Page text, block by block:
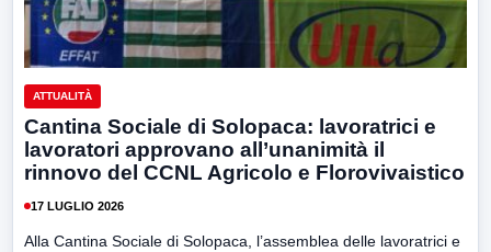
ATTUALITÀ
Cantina Sociale di Solopaca: lavoratrici e
lavoratori approvano all’unanimità il
rinnovo del CCNL Agricolo e Florovivaistico
17 LUGLIO 2026
Alla Cantina Sociale di Solopaca, l’assemblea delle lavoratrici e